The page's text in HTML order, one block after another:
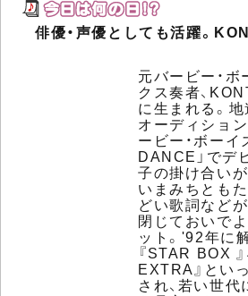
俳優・声優としても活躍。
元バービー・
クス奏者、
に生まれる。
オーディショ
ービー・ボーイ
DANCE」でデ
子の掛け合い
いまみちとも
どい歌詞など
閉じておいで
ット。'92年に
『STAR BOX
EXTRA』とい
され、若い世